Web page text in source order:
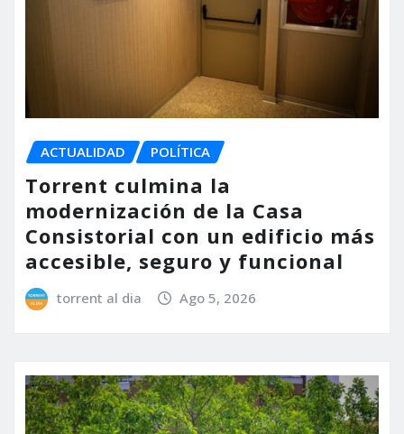
ACTUALIDAD POLÍTICA
Torrent culmina la
modernización de la Casa
Consistorial con un edificio más
accesible, seguro y funcional
torrent al dia Ago 5, 2026